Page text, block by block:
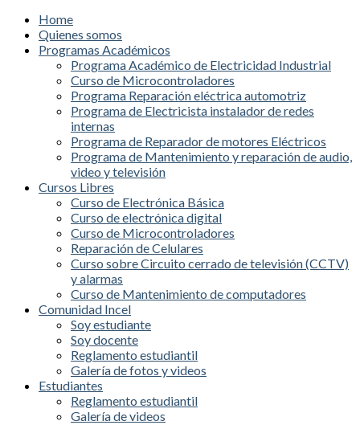
Home
Quienes somos
Programas Académicos
Programa Académico de Electricidad Industrial
Curso de Microcontroladores
Programa Reparación eléctrica automotriz
Programa de Electricista instalador de redes
internas
Programa de Reparador de motores Eléctricos
Programa de Mantenimiento y reparación de audio,
video y televisión
Cursos Libres
Curso de Electrónica Básica
Curso de electrónica digital
Curso de Microcontroladores
Reparación de Celulares
Curso sobre Circuito cerrado de televisión (CCTV)
y alarmas
Curso de Mantenimiento de computadores
Comunidad Incel
Soy estudiante
Soy docente
Reglamento estudiantil
Galería de fotos y videos
Estudiantes
Reglamento estudiantil
Galería de videos